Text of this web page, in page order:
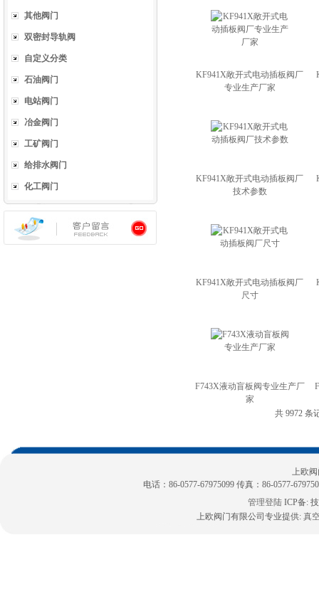
其他阀门
双密封导轨阀
自定义分类
石油阀门
电站阀门
冶金阀门
工矿阀门
给排水阀门
化工阀门
KF941X敞开式电动插板阀厂
专业生产厂家
KF941X敞开式电动插板阀厂
技术参数
KF941X敞开式电动插板阀厂
尺寸
F743X液动盲板阀专业生产厂
家
共 9972 条
上欧阀
电话：86-0577-67975099 传真：86-0577-
管理登陆 ICP备:技
上欧阀门有限公司专业提供: 真